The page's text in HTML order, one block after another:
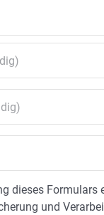
dieses Formulars
und